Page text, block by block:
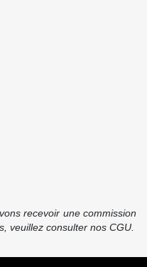
recevoir une commission
veuillez consulter nos CGU.